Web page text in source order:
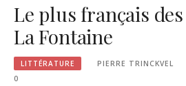
Le plus français
La Fontaine
LITTÉRATURE PIERRE TRINCKVEL
0